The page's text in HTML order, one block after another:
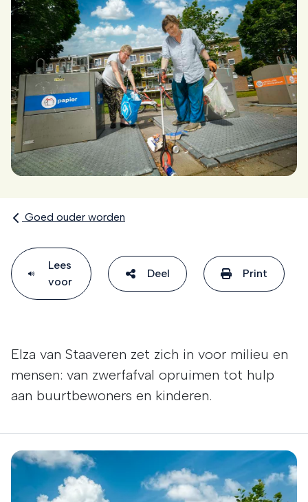
Goed ouder worden
Lees
voor
Deel Print
Elza van Staaveren zet zich in voor milieu en
mensen: van zwerfafval opruimen tot hulp
aan buurtbewoners en kinderen.